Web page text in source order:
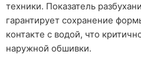
техники. Показатель
гарантирует сохранение
контакте с водой, что
наружной обшивки.